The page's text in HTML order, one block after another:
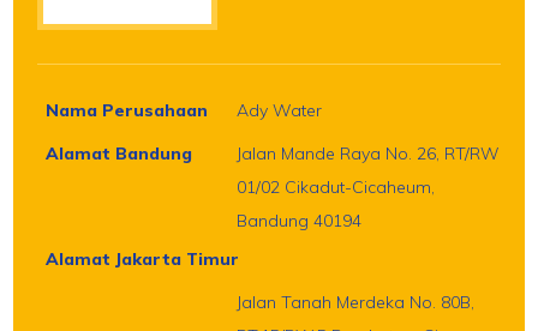
Nama Perusahaan
Ady Water
Alamat Bandung
Jalan Mande Raya No. 26, RT/RW
01/02 Cikadut-Cicaheum,
Bandung 40194
Alamat Jakarta Timur
Jalan Tanah Merdeka No. 80B,